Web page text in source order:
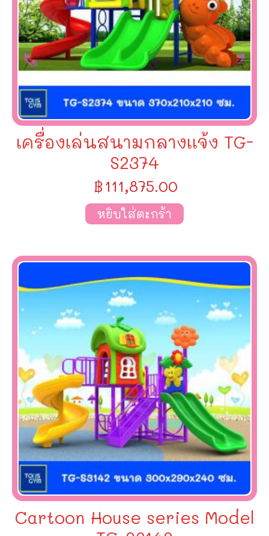
เครื่องเล่นสนามกลางเเจ้ง TG-
S2374
฿111,875.00
หยิบใส่ตะกร้า
Cartoon House series Model